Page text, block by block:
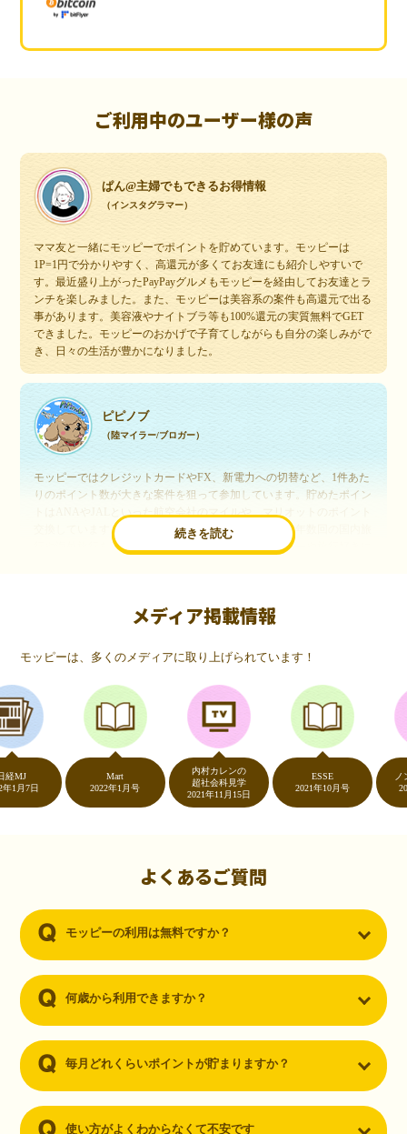
ご利用中のユーザー様の声
ぱん@主婦でもできるお得情報
（インスタグラマー）
ママ友と一緒にモッピーでポイントを貯めています。モッピーは
1P=1円で分かりやすく、高還元が多くてお友達にも紹介しやすいで
す。最近盛り上がったPayPayグルメもモッピーを経由してお友達とラ
ンチを楽しみました。また、モッピーは美容系の案件も高還元で出る
事があります。美容液やナイトブラ等も100%還元の実質無料でGET
できました。モッピーのおかげで子育てしながらも自分の楽しみがで
き、日々の生活が豊かになりました。
続きを読む
ピピノブ
（陸マイラー/ブロガー）
モッピーではクレジットカードやFX、新電力への切替など、1件あた
りのポイント数が大きな案件を狙って参加しています。貯めたポイン
交換しています。このようにすることで、ほぼ無料で年数回の国内旅
行や海外旅行を実現しています。モッピーは陸マイラーや旅行好きに
いつものネットショッピングが、モッピーでお得
（20代・女性）
友達に勧められてモッピーをはじめました。空いた時間にスマホで買
い物をすることが多いのですが、モッピーを経由するだけでショップ
のポイントとモッピーのポイントが二重で貯まることを知り、ビック
リ…！いつものネットショッピングをモッピーを経由するだけでポイ
ントが貯まるなんて…もっと早く教えてほしかった～！貯まったポイ
ントはギフト券に交換して、プチ贅沢を楽しんでます♪
（30代・男性）
ーを知りました。クレジットカードを発行するだけでポイントが貯ま
るならと無料登録して、クレジットカードの発行やアプリダウンロー
メディア掲載情報
モッピーは、多くのメディアに取り上げられています！
日
2022年1月号
内村カレンの
超社会科見学
2021年11月15日
2021年10月号
ノンス
2020年
よくあるご質問
モッピーの利用は無料ですか？
何歳から利用できますか？
毎月どれくらいポイントが貯まりますか？
使い方がよくわからなくて不安です